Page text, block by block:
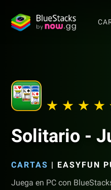
Solitario -
CARTAS | EASYFUN
Juega en PC con